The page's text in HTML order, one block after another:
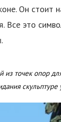
Он стоит
Все это
из точек опор
скульптуре